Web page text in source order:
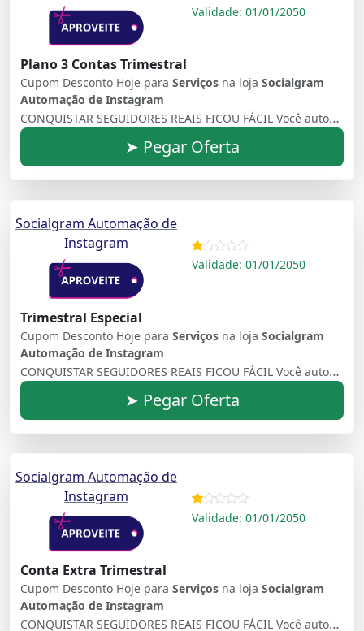
Validade: 01/01/2050
Plano 3 Contas Trimestral
Cupom Desconto Hoje para Serviços na loja Socialgram
Automação de Instagram
CONQUISTAR SEGUIDORES REAIS FICOU FÁCIL Você automatiza, conquista e, ainda, transforma seguidores em potenciais clientes
➤ Pegar Oferta
Socialgram Automação de
Instagram
Validade: 01/01/2050
Trimestral Especial
Cupom Desconto Hoje para Serviços na loja Socialgram
Automação de Instagram
CONQUISTAR SEGUIDORES REAIS FICOU FÁCIL Você automatiza, conquista e, ainda, transforma seguidores em potenciais clientes
➤ Pegar Oferta
Socialgram Automação de
Instagram
Validade: 01/01/2050
Conta Extra Trimestral
Cupom Desconto Hoje para Serviços na loja Socialgram
Automação de Instagram
CONQUISTAR SEGUIDORES REAIS FICOU FÁCIL Você automatiza, conquista e, ainda, transforma seguidores em potenciais clientes